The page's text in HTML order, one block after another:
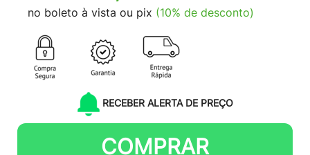
no boleto à vista ou pix (10% de desconto)
RECEBER ALERTA DE PREÇO
COMPRAR